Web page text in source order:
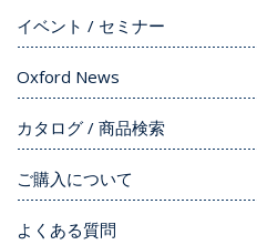
イベント / セミナー
Oxford News
カタログ / 商品検索
ご購入について
よくある質問